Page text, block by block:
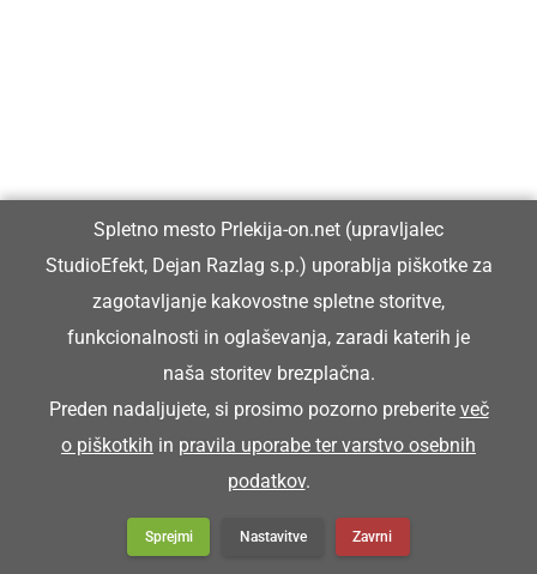
Spletno mesto Prlekija-on.net (upravljalec
StudioEfekt, Dejan Razlag s.p.) uporablja piškotke za
zagotavljanje kakovostne spletne storitve,
funkcionalnosti in oglaševanja, zaradi katerih je
naša storitev brezplačna.
Preden nadaljujete, si prosimo pozorno preberite več
o piškotkih in pravila uporabe ter varstvo osebnih
podatkov.
Sprejmi Nastavitve Zavrni